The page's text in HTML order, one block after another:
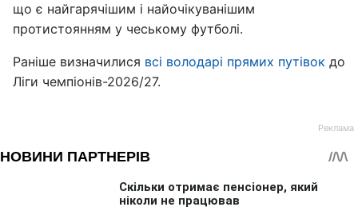
що є найгарячішим і найочікуванішим
протистоянням у чеському футболі.
Раніше визначилися всі володарі прямих путівок до
Ліги чемпіонів-2026/27.